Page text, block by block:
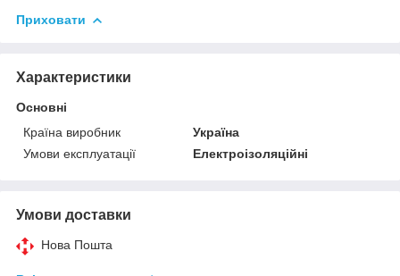
Приховати
Характеристики
Основні
Країна виробник
Україна
Умови експлуатації
Електроізоляційні
Умови доставки
Нова Пошта